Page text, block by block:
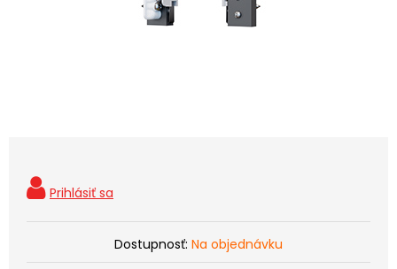
Dostupnosť: Na objednávku